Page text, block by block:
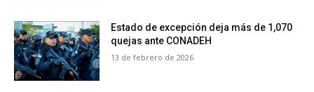
Estado de excepción deja más de 1,070
quejas ante CONADEH
13 de febrero de 2026